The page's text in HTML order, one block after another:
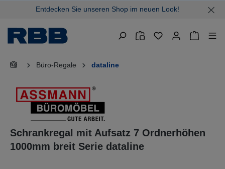
springenEntdecken Sie unseren Shop im neuen Look!
Büro-Regale dataline
Schrankregal mit Aufsatz 7 Ordnerhöhen
1000mm breit Serie dataline